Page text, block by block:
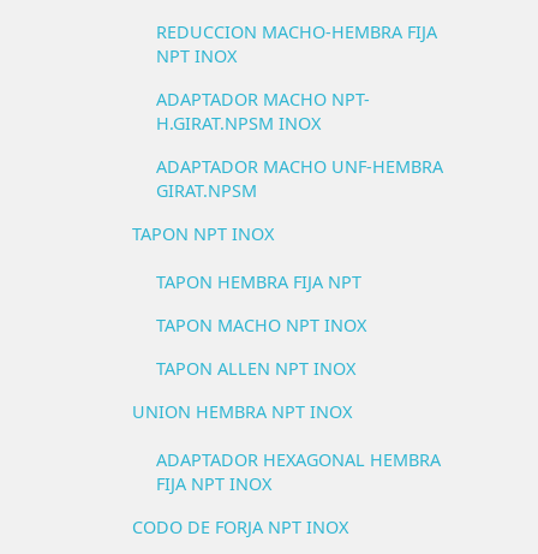
REDUCCION MACHO-HEMBRA FIJA
NPT INOX
ADAPTADOR MACHO NPT-
H.GIRAT.NPSM INOX
ADAPTADOR MACHO UNF-HEMBRA
GIRAT.NPSM
TAPON NPT INOX
TAPON HEMBRA FIJA NPT
TAPON MACHO NPT INOX
TAPON ALLEN NPT INOX
UNION HEMBRA NPT INOX
ADAPTADOR HEXAGONAL HEMBRA
FIJA NPT INOX
CODO DE FORJA NPT INOX